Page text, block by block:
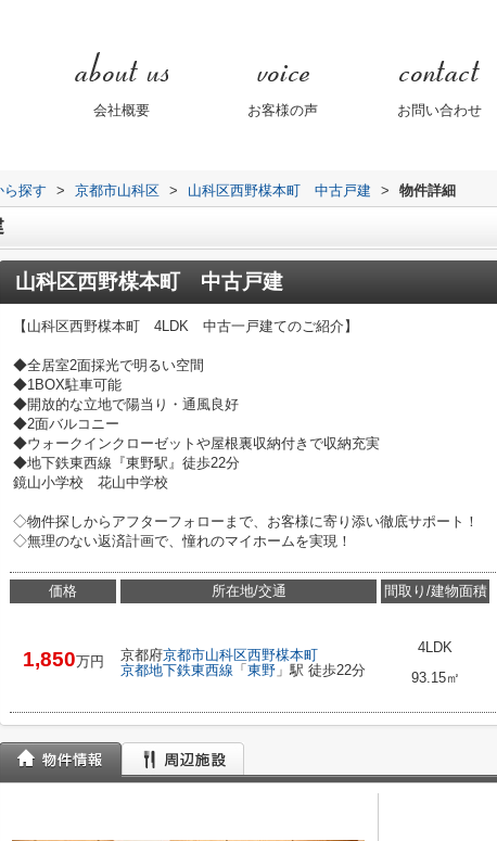
会社概要 お客様の声 お問い合わせ
ら探す > 京都市山科区 > 山科区西野楳本町 中古戸建 > 物件詳細
山科区西野楳本町 中古戸建
【山科区西野楳本町 4LDK 中古一戸建てのご紹介】
◆全居室2面採光で明るい空間
◆1BOX駐車可能
◆開放的な立地で陽当り・通風良好
◆2面バルコニー
◆ウォークインクローゼットや屋根裏収納付きで収納充実
◆地下鉄東西線『東野駅』徒歩22分
鏡山小学校 花山中学校
◇物件探しからアフターフォローまで、お客様に寄り添い徹底サポート！
◇無理のない返済計画で、憧れのマイホームを実現！
価格
1,850万円
所在地/交通
京都府京都市山科区西野楳本町
京都地下鉄東西線 「 東野 」駅 徒歩22分
間取り/建物面積
4LDK
93.15㎡